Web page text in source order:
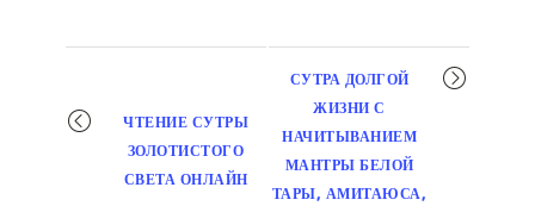
Мероприятие
навигация
ЧТЕНИЕ СУТРЫ
ЗОЛОТИСТОГО
СВЕТА ОНЛАЙН
СУТРА ДОЛГОЙ
ЖИЗНИ С
НАЧИТЫВАНИЕМ
МАНТРЫ БЕЛОЙ
ТАРЫ, АМИТАЮСА,